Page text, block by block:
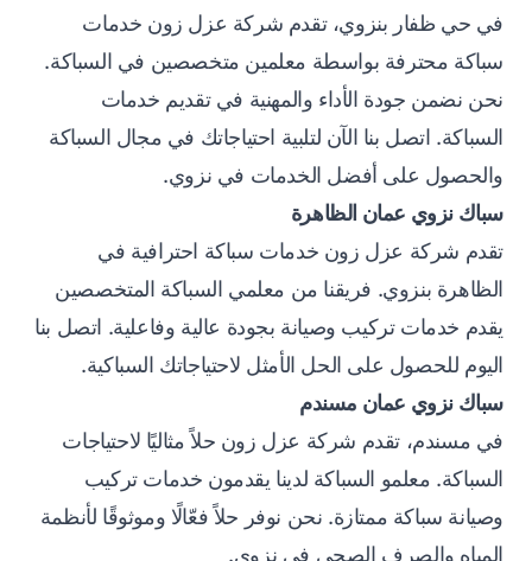
في حي ظفار بنزوي، تقدم شركة عزل زون خدمات
سباكة محترفة بواسطة معلمين متخصصين في السباكة.
نحن نضمن جودة الأداء والمهنية في تقديم خدمات
السباكة. اتصل بنا الآن لتلبية احتياجاتك في مجال السباكة
والحصول على أفضل الخدمات في نزوي.
سباك نزوي عمان الظاهرة
تقدم شركة عزل زون خدمات سباكة احترافية في
الظاهرة بنزوي. فريقنا من معلمي السباكة المتخصصين
يقدم خدمات تركيب وصيانة بجودة عالية وفاعلية. اتصل بنا
اليوم للحصول على الحل الأمثل لاحتياجاتك السباكية.
سباك نزوي عمان مسندم
في مسندم، تقدم شركة عزل زون حلاً مثاليًا لاحتياجات
السباكة. معلمو السباكة لدينا يقدمون خدمات تركيب
وصيانة سباكة ممتازة. نحن نوفر حلاً فعّالًا وموثوقًا لأنظمة
المياه والصرف الصحي في نزوي.